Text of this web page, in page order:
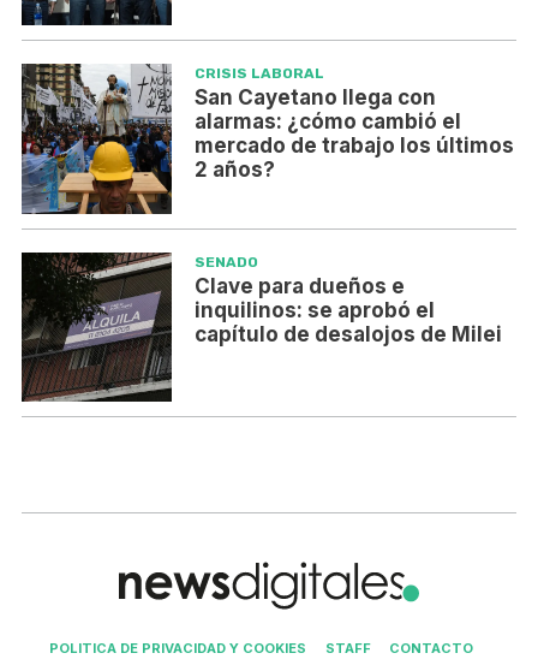
CRISIS LABORAL
San Cayetano llega con
alarmas: ¿cómo cambió el
mercado de trabajo los últimos
2 años?
SENADO
Clave para dueños e
inquilinos: se aprobó el
capítulo de desalojos de Milei
POLITICA DE PRIVACIDAD Y COOKIES STAFF CONTACTO